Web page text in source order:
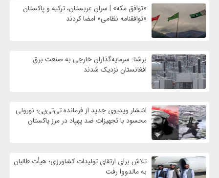
«توافق مکه» | سران عربستان، ترکیه و پاکستان
«توافقنامه نظامی» امضا کردند
برشنا: سرمایه‌گذاران خارجی به صنعت برق
افغانستان نزدیک شدند
انتشار ویدیوی جدید از فرمانده تی‌تی‌پی؛ نورولی
محسود با تجهیزات ضد پهپاد در مرز پاکستان
تلاش برای ارتقای تولیدات کشاورزی؛ هیأت طالبان
به مالدووا رفت